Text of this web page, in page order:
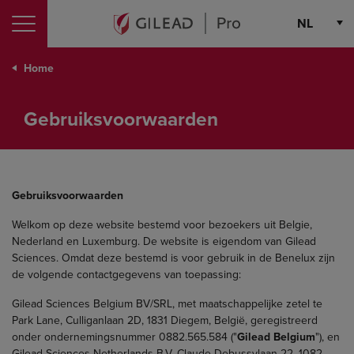
Terms of Use Choose
NL
Home
Gebruiksvoorwaarden
Gebruiksvoorwaarden
Welkom op deze website bestemd voor bezoekers uit Belgie,
Nederland en Luxemburg. De website is eigendom van Gilead
Sciences. Omdat deze bestemd is voor gebruik in de Benelux zijn
de volgende contactgegevens van toepassing:
Gilead Sciences Belgium BV/SRL, met maatschappelijke zetel te
Park Lane, Culliganlaan 2D, 1831 Diegem, België, geregistreerd
onder ondernemingsnummer 0882.565.584 ("Gilead Belgium"), en